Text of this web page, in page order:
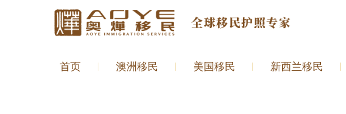
首页 澳洲移民 美国移民 新西兰移民